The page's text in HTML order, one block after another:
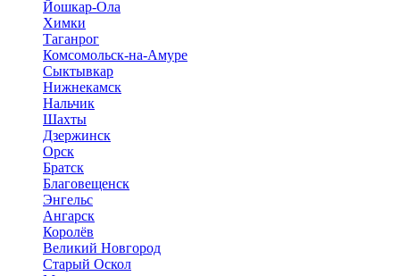
Йошкар-Ола
Химки
Таганрог
Комсомольск-на-Амуре
Сыктывкар
Нижнекамск
Нальчик
Шахты
Дзержинск
Орск
Братск
Благовещенск
Энгельс
Ангарск
Королёв
Великий Новгород
Старый Оскол